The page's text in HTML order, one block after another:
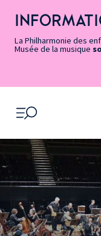
page
Accessibilité
accès
rapides
principal
contenu
principal
page
Message d’information
La Philharmonie des
Musée de la musique
OUVRIR LE MENU